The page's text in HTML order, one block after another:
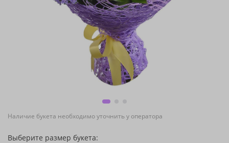
Наличие букета необходимо уточнить у оператора
Выберите размер букета: